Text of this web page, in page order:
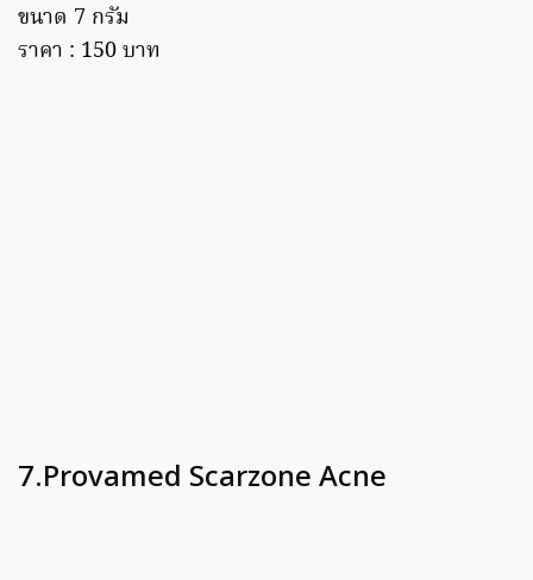
ขนาด 7 กรัม
ราคา : 150 บาท
7.Provamed Scarzone Acne